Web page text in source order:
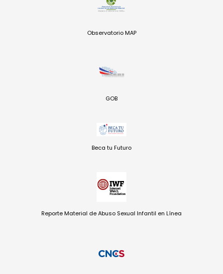
Observatorio MAP
GOB
Beca tu Futuro
Reporte Material de Abuso Sexual Infantil en Línea